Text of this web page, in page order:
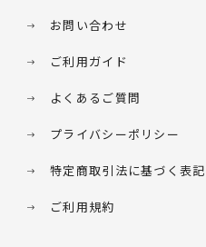
お問い合わせ
ご利用ガイド
よくあるご質問
プライバシーポリシー
特定商取引法に基づく表記
ご利用規約